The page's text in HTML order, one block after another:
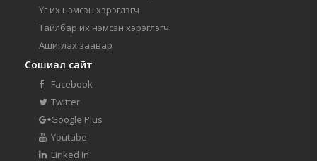
Үг их нэмсэн хэрэглэгч
Тайлбар их нэмсэн хэрэглэгч
Ашиглах заавар
Сошиал сайт
Facebook
Twitter
Google Plus
Youtube
Linked In